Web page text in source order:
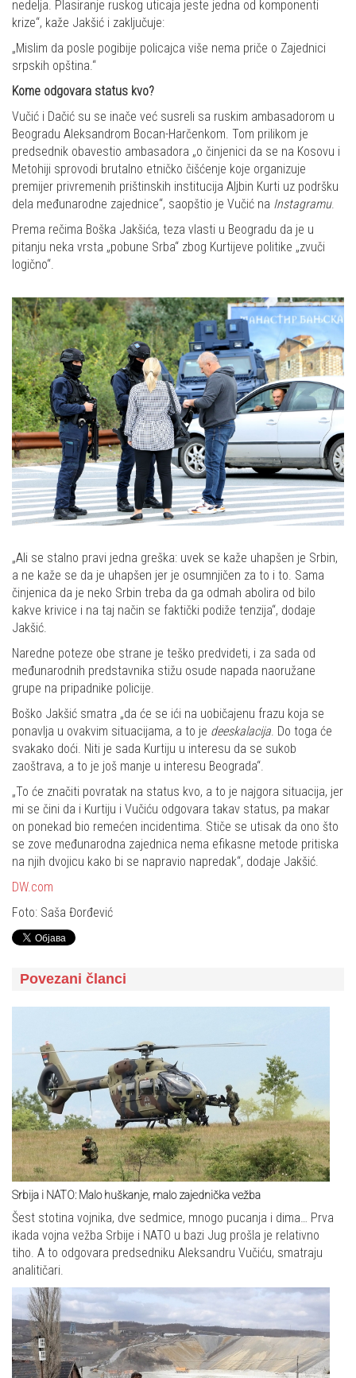
nedelja. Plasiranje ruskog uticaja jeste jedna od komponenti
krize“, kaže Jakšić i zaključuje:
„Mislim da posle pogibije policajca više nema priče o Zajednici
srpskih opština.“
Kome odgovara status kvo?
Vučić i Dačić su se inače već susreli sa ruskim ambasadorom u
Beogradu Aleksandrom Bocan-Harčenkom. Tom prilikom je
predsednik obavestio ambasadora „o činjenici da se na Kosovu i
Metohiji sprovodi brutalno etničko čišćenje koje organizuje
premijer privremenih prištinskih institucija Aljbin Kurti uz podršku
dela međunarodne zajednice“, saopštio je Vučić na Instagramu.
Prema rečima Boška Jakšića, teza vlasti u Beogradu da je u
pitanju neka vrsta „pobune Srba“ zbog Kurtijeve politike „zvuči
logično“.
„Ali se stalno pravi jedna greška: uvek se kaže uhapšen je Srbin,
a ne kaže se da je uhapšen jer je osumnjičen za to i to. Sama
činjenica da je neko Srbin treba da ga odmah abolira od bilo
kakve krivice i na taj način se faktički podiže tenzija“, dodaje
Jakšić.
Naredne poteze obe strane je teško predvideti, i za sada od
međunarodnih predstavnika stižu osude napada naoružane
grupe na pripadnike policije.
Boško Jakšić smatra „da će se ići na uobičajenu frazu koja se
ponavlja u ovakvim situacijama, a to je deeskalacija. Do toga će
svakako doći. Niti je sada Kurtiju u interesu da se sukob
zaoštrava, a to je još manje u interesu Beograda“.
„To će značiti povratak na status kvo, a to je najgora situacija, jer
mi se čini da i Kurtiju i Vučiću odgovara takav status, pa makar
on ponekad bio remećen incidentima. Stiče se utisak da ono što
se zove međunarodna zajednica nema efikasne metode pritiska
na njih dvojicu kako bi se napravio napredak“, dodaje Jakšić.
DW.com
Foto: Saša Đorđević
Povezani članci
Srbija i NATO: Malo huškanje, malo zajednička vežba
Šest stotina vojnika, dve sedmice, mnogo pucanja i dima… Prva
ikada vojna vežba Srbije i NATO u bazi Jug prošla je relativno
tiho. A to odgovara predsedniku Aleksandru Vučiću, smatraju
analitičari.